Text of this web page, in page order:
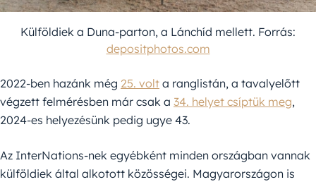
Külföldiek a Duna-parton, a Lánchíd mellett. Forrás:
depositphotos.com
2022-ben hazánk még 25. volt a ranglistán, a tavalyelőtt
végzett felmérésben már csak a 34. helyet csíptük meg,
2024-es helyezésünk pedig ugye 43.
Az InterNations-nek egyébként minden országban vannak
külföldiek által alkotott közösségei. Magyarországon is